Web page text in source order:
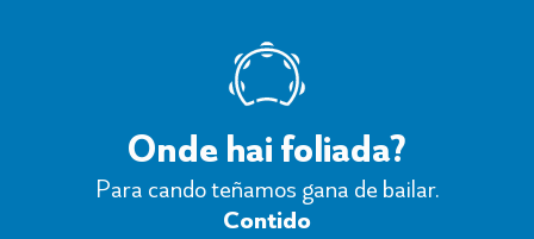
Onde hai foliada?
Para cando teñamos gana de bailar.
Contido